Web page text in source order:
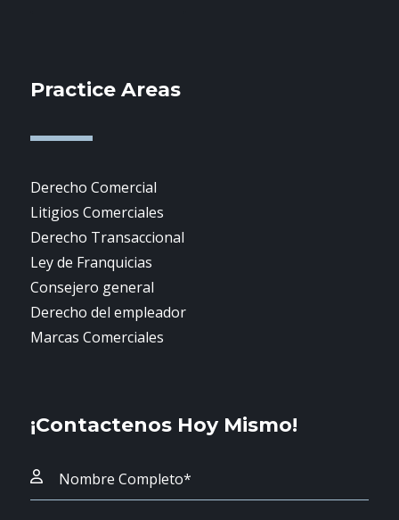
Practice Areas
Derecho Comercial
Litigios Comerciales
Derecho Transaccional
Ley de Franquicias
Consejero general
Derecho del empleador
Marcas Comerciales
¡Contactenos Hoy Mismo!